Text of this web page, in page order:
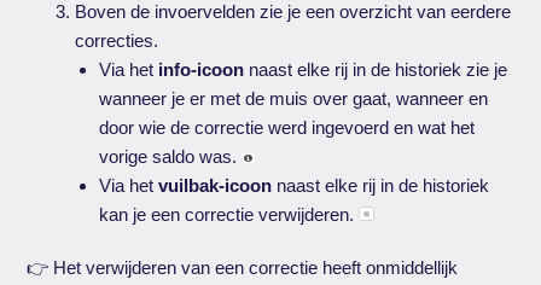
Boven de invoervelden zie je een overzicht van eerdere
correcties.
Via het info-icoon naast elke rij in de historiek zie je
wanneer je er met de muis over gaat, wanneer en
door wie de correctie werd ingevoerd en wat het
vorige saldo was.
Via hetvuilbak-icoon naast elke rij in de historiek
kan je een correctie verwijderen.
👉 Het verwijderen van een correctie heeft onmiddellijk